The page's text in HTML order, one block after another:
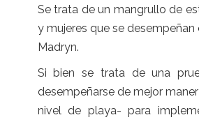
Se trata de un mangrullo de
y mujeres que se
Madryn.
Si bien se trata de una
desempeñarse de mejor
nivel de playa- para